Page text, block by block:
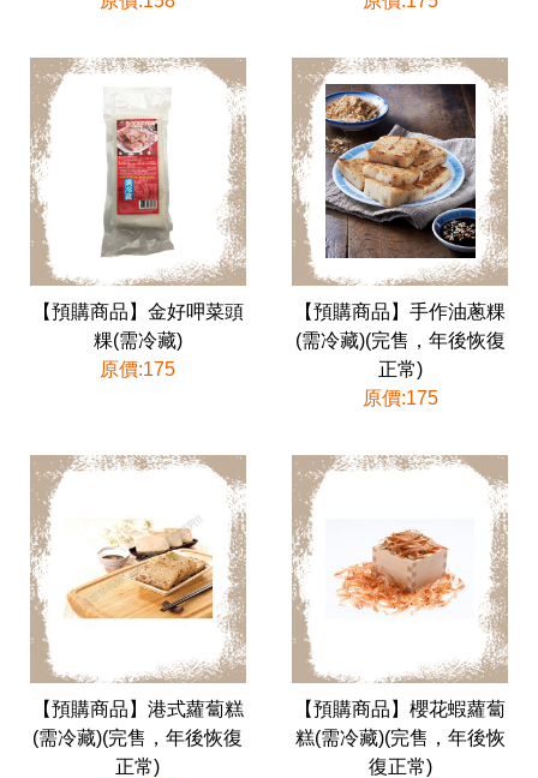
【預購商品】金好呷菜頭
粿(需冷藏)
原價:175
【預購商品】手作油蔥粿
(需冷藏)(完售，年後恢復
正常)
原價:175
【預購商品】港式蘿蔔糕
(需冷藏)(完售，年後恢復
正常)
【預購商品】櫻花蝦蘿蔔
糕(需冷藏)(完售，年後恢
復正常)